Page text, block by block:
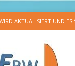
AKTUALISIERT UND